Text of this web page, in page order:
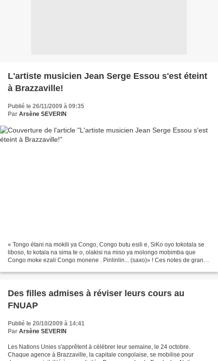
L'artiste musicien Jean Serge Essou s'est éteint
à Brazzaville!
Publié le 26/11/2009 à 09:35
Par Arsène SEVERIN
« Tongo étani na mokili ya Congo, Congo butu esili e, SiKo oyo tokotala se
liboso, to kotala na sima te o, olakisi na miso ya molongo mobimba que
Congo moke ezali Congo monene . Pinlinlin... (saxo)» ! Ces notes de grande
Des filles admises à réviser leurs cours au
FNUAP
Publié le 20/10/2009 à 14:41
Par Arsène SEVERIN
Les Nations Unies s'apprêtent à célébrer leur semaine, le 24 octobre.
Chaque agence à Brazzaville, la capitale congolaise, se mobilise pour